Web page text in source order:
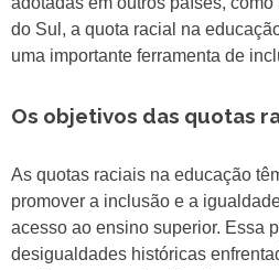
do Sul, a quota racial na
uma importante ferramenta de
Os objetivos das quotas
As quotas raciais na educação
promover a inclusão e a
acesso ao ensino superior. Essa
desigualdades históricas